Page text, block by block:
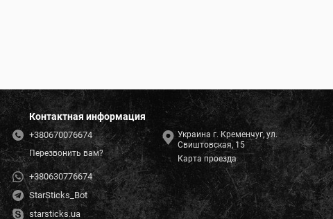
Контактная информация
+380670076674
Перезвонить вам?
+380630776674
StarSticks_Bot
starsticks.ua
Украина г. Кременчуг, ул.
Свиштовская, 15
Карта проезда